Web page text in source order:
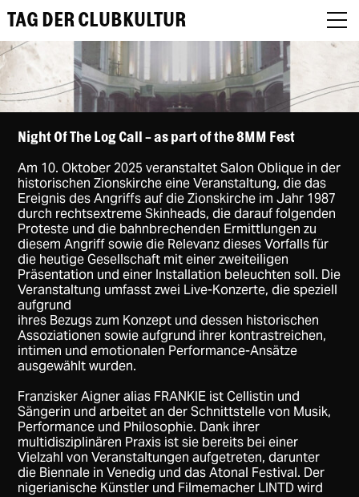
About
Programm
Podcast
Festival Recap
Award Jury
DE
EN
TAG DER CLUBKULTUR
Night Of The Log Call - as part of the 8MM Fest
Am 10. Oktober 2025 veranstaltet Salon Oblique in der
historischen Zionskirche eine Veranstaltung, die das
Ereignis des Angriffs auf die Zionskirche im Jahr 1987
durch rechtsextreme Skinheads, die darauf folgenden
Proteste und die bahnbrechenden Ermittlungen zu
diesem Angriff sowie die Relevanz dieses Vorfalls für
die heutige Gesellschaft mit einer zweiteiligen
Präsentation und einer Installation beleuchten soll. Die
Veranstaltung umfasst zwei Live-Konzerte, die speziell
aufgrund
ihres Bezugs zum Konzept und dessen historischen
Assoziationen sowie aufgrund ihrer kontrastreichen,
intimen und emotionalen Performance-Ansätze
ausgewählt wurden.
Franzisker Aigner alias FRANKIE ist Cellistin und
Sängerin und arbeitet an der Schnittstelle von Musik,
Performance und Philosophie. Dank ihrer
multidisziplinären Praxis ist sie bereits bei einer
Vielzahl von Veranstaltungen aufgetreten, darunter
die Biennale in Venedig und das Atonal Festival. Der
nigerianische Künstler und Filmemacher LINTD wird